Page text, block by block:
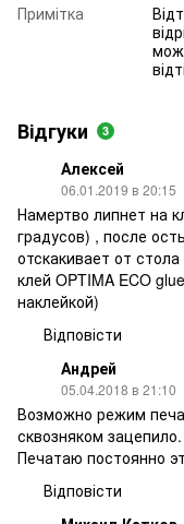
Примітка
Відгуки 3
Алексей
06.01.2019 в 20:15
Намертво липнет на
градусов) , после
отскакивает от стола
клей OPTIMA ECO
наклейкой)
Відповісти
Андрей
05.04.2018 в 21:10
Возможно режим
сквозняком зацепило.
Печатаю постоянно
Відповісти